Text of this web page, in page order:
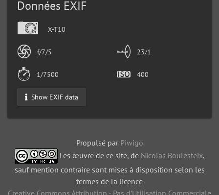
Données EXIF
X-T10
f/7/5 23/1
1/7500 400
Show EXIF data
Propulsé par Piwigo
Les œuvre de ce site, de Nicolas Boulesteix,
sauf mention contraire sont mises à disposition selon les
termes de la licence
Creative Commons Attribution - Pas d’Utilisation Commerciale